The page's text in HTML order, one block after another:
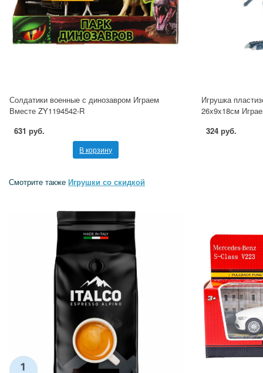
Солдатики военные с динозавром Играем
Вместе ZY1194542-R
631 руб.
В корзину
Игрушка
26x9x18см
324 руб.
Смотрите также Игрушки со скидкой